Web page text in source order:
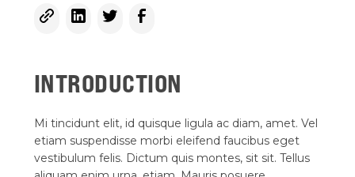
INTRODUCTION
Mi tincidunt elit, id quisque ligula ac diam, amet. Vel
etiam suspendisse morbi eleifend faucibus eget
vestibulum felis. Dictum quis montes, sit sit. Tellus